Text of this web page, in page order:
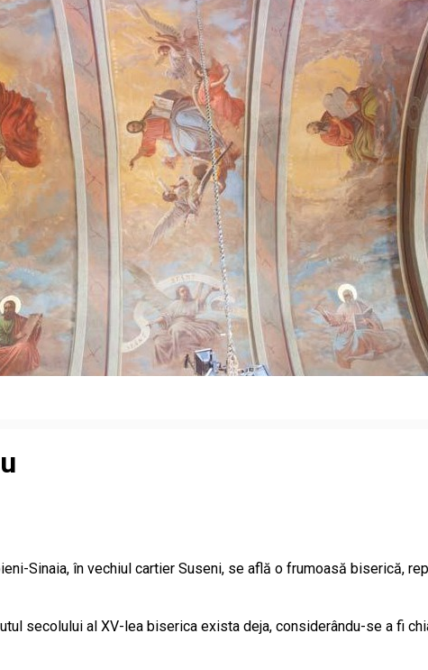
Sinaia, în vechiul cartier Suseni, se află o frumoasă biserică,
secolului al XV-lea biserica exista deja, considerându-se a fi